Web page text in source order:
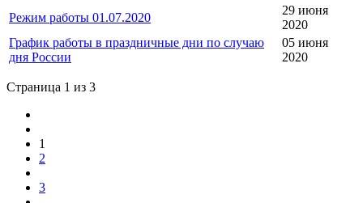
Режим работы 01.07.2020
29 июня
2020
График работы в праздничные дни по случаю
дня России
05 июня
2020
Страница 1 из 3
1
2
3